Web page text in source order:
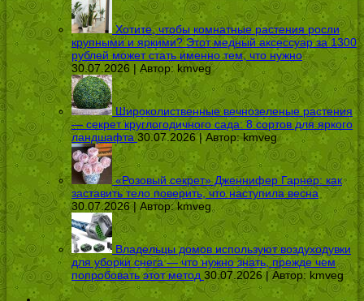
Хотите, чтобы комнатные растения росли
крупными и яркими? Этот медный аксессуар за 1300
рублей может стать именно тем, что нужно
30.07.2026 | Автор: kmveg
Широколиственные вечнозеленые растения
— секрет круглогодичного сада: 8 сортов для яркого
ландшафта 30.07.2026 | Автор:kmveg
«Розовый секрет» Дженнифер Гарнер: как
заставить тело поверить, что наступила весна
30.07.2026 | Автор:kmveg
Владельцы домов используют воздуходувки
для уборки снега — что нужно знать, прежде чем
попробовать этот метод 30.07.2026 | Автор: kmveg